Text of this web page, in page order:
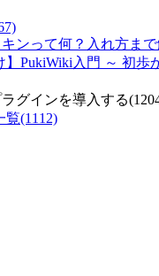
ンって何？入れ方ま
】PukiWiki入門 ～ 初歩
グインを導入する
覧(1112)